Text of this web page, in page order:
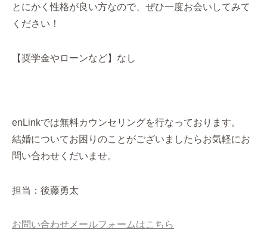
とにかく性格が良い方なので、ぜひ一度お会いしてみて
ください！
【奨学金やローンなど】なし
enLinkでは無料カウンセリングを行なっております。
結婚についてお困りのことがございましたらお気軽にお
問い合わせくだいませ。
担当：後藤勇太
お問い合わせメールフォームはこちら